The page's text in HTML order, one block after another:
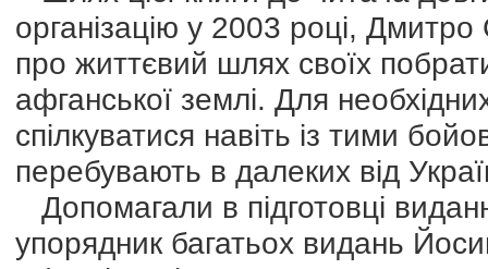
організацію у 2003 році,
про життєвий шлях своїх
афганської землі. Для
спілкуватися навіть із тими
перебувають в далеких від
Допомагали в підготовці
упорядник багатьох видань